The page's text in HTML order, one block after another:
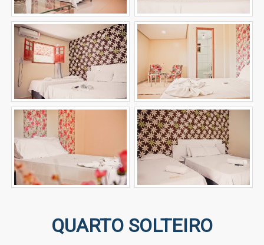
QUARTO SOLTEIRO